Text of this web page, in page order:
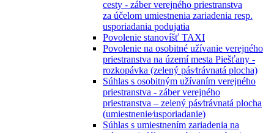
cesty - záber verejného priestranstva
za účelom umiestnenia zariadenia resp.
usporiadania podujatia
Povolenie stanovíšť TAXI
Povolenie na osobitné užívanie verejného
priestranstva na území mesta Piešťany -
rozkopávka (zelený pás⁄trávnatá plocha)
Súhlas s osobitným užívaním verejného
priestranstva - záber verejného
priestranstva – zelený pás⁄trávnatá plocha
(umiestnenie⁄usporiadanie)
Súhlas s umiestnením zariadenia na